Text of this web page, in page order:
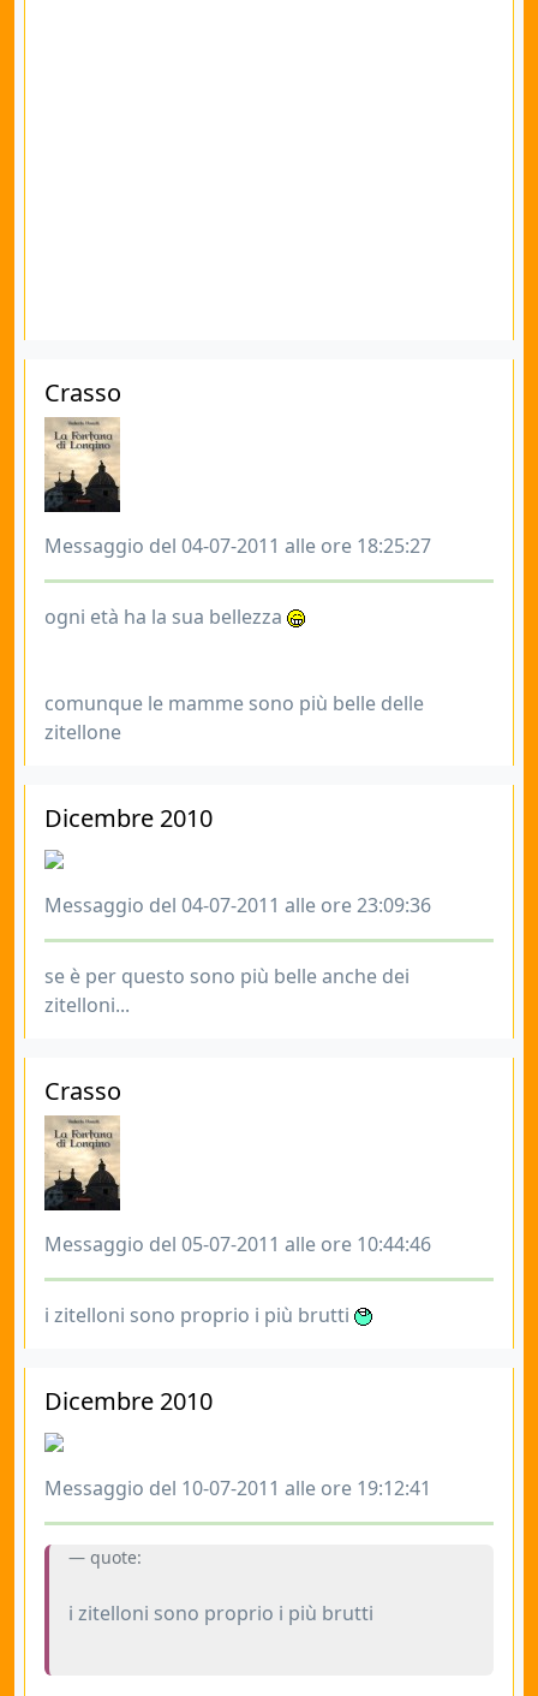
Crasso
Messaggio del 04-07-2011 alle ore 18:25:27
ogni età ha la sua bellezza
comunque le mamme sono più belle delle
zitellone
Dicembre 2010
Messaggio del 04-07-2011 alle ore 23:09:36
se è per questo sono più belle anche dei
zitelloni...
Crasso
Messaggio del 05-07-2011 alle ore 10:44:46
i zitelloni sono proprio i più brutti
Dicembre 2010
Messaggio del 10-07-2011 alle ore 19:12:41
quote:
i zitelloni sono proprio i più brutti